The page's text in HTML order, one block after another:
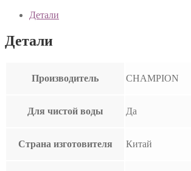
Детали
Детали
Производитель CHAMPION
Для чистой воды Да
Страна изготовителя Китай